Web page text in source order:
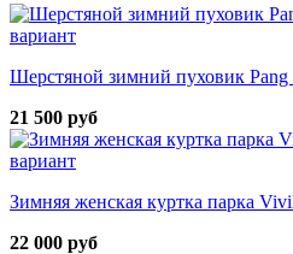
вариант
Шерстяной зимний пуховик
21 500 руб
вариант
Зимняя женская куртка парка
22 000 руб